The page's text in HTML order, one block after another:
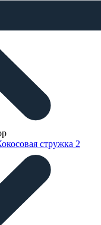
стружка 2